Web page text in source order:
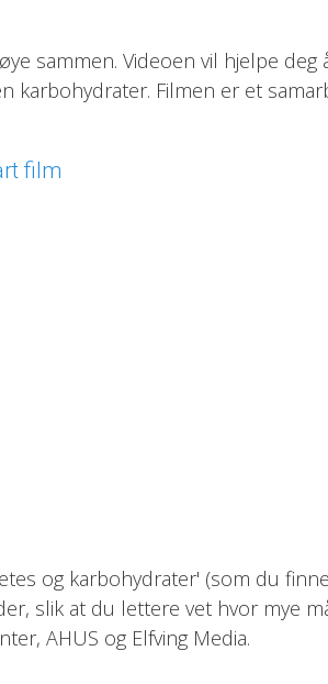
sammen. Videoen vil hjelpe deg
karbohydrater. Filmen er et
film
og karbohydrater' (som du
slik at du lettere vet hvor mye
AHUS og Elfving Media.